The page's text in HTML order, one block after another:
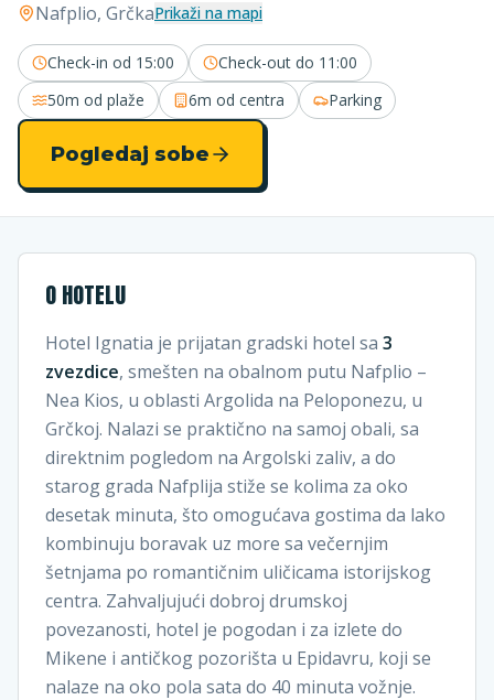
Nafplio, GrčkaPrikaži na mapi
Check-in od 15:00 Check-out do 11:00
50m od plaže 6m od centra Parking
Pogledaj sobe
O HOTELU
Hotel Ignatia je prijatan gradski hotel sa 3
zvezdice, smešten na obalnom putu Nafplio –
Nea Kios, u oblasti Argolida na Peloponezu, u
Grčkoj. Nalazi se praktično na samoj obali, sa
direktnim pogledom na Argolski zaliv, a do
starog grada Nafplija stiže se kolima za oko
desetak minuta, što omogućava gostima da lako
kombinuju boravak uz more sa večernjim
šetnjama po romantičnim uličicama istorijskog
centra. Zahvaljujući dobroj drumskoj
povezanosti, hotel je pogodan i za izlete do
Mikene i antičkog pozorišta u Epidavru, koji se
nalaze na oko pola sata do 40 minuta vožnje.